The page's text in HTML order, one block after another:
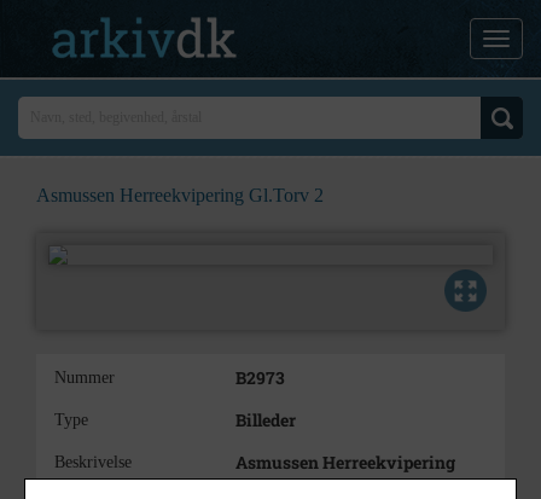
Asmussen Herreekvipering Gl.Torv 2
Nummer B2973
Type Billeder
Beskrivelse
Asmussen Herreekvipering
Gl.Torv 2. Til højre: Hans Jørgen